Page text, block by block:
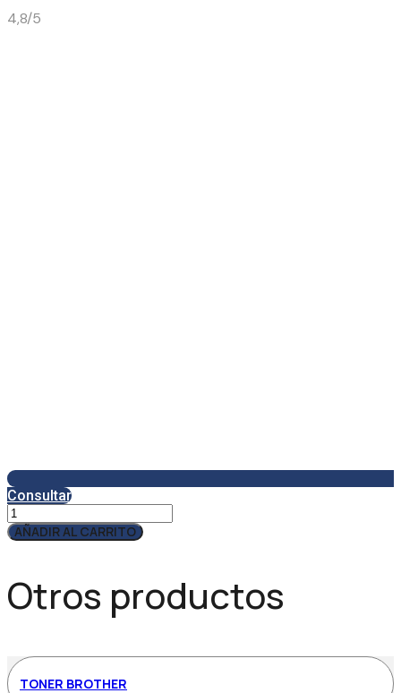
4,8/5
Consultar
Servicio
Técnico
SAT450
AÑADIR AL CARRITO
Otros productos
TONER BROTHER